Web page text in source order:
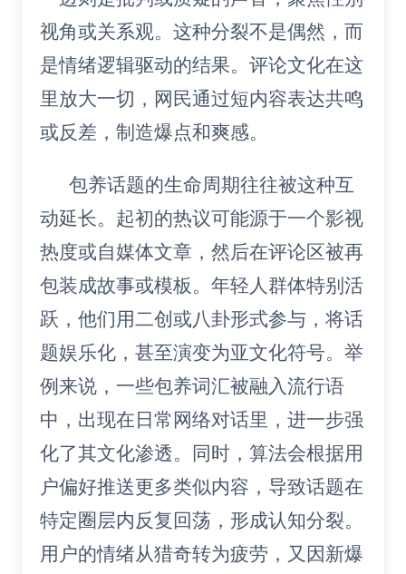
视角或关系观。这种分裂不是偶然，而
是情绪逻辑驱动的结果。评论文化在这
里放大一切，网民通过短内容表达共鸣
或反差，制造爆点和爽感。
包养话题的生命周期往往被这种互
动延长。起初的热议可能源于一个影视
热度或自媒体文章，然后在评论区被再
包装成故事或模板。年轻人群体特别活
跃，他们用二创或八卦形式参与，将话
题娱乐化，甚至演变为亚文化符号。举
例来说，一些包养词汇被融入流行语
中，出现在日常网络对话里，进一步强
化了其文化渗透。同时，算法会根据用
户偏好推送更多类似内容，导致话题在
特定圈层内反复回荡，形成认知分裂。
用户的情绪从猎奇转为疲劳，又因新爆